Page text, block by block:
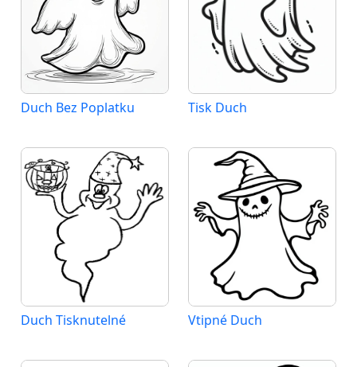
Duch Bez Poplatku Tisk Duch
Duch Tisknutelné Vtipné Duch